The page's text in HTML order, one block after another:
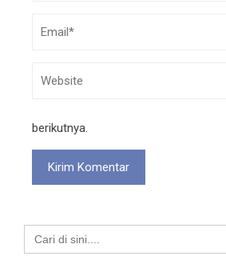
berikutnya.
Search
for: